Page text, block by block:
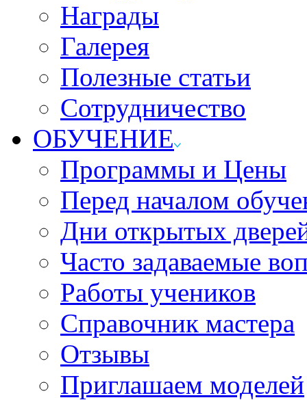
Награды
Галерея
Полезные статьи
Сотрудничество
ОБУЧЕНИЕ
Программы и Цены
Перед началом
Дни открытых
Часто задаваемые
Работы учеников
Справочник мастера
Отзывы
Приглашаем моделей